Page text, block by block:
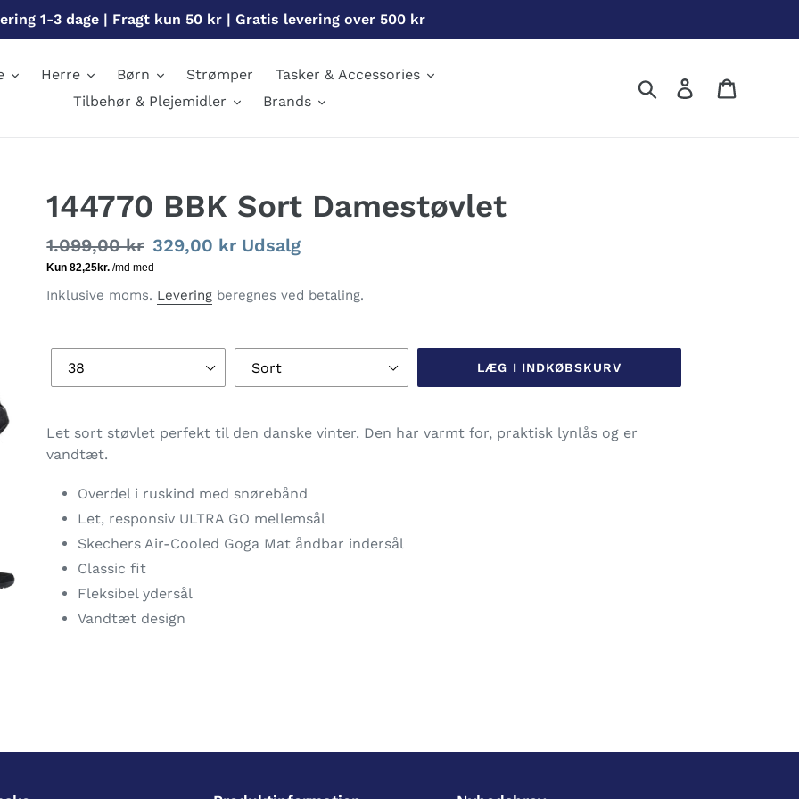
1-3 dage | Fragt kun 50 kr | Gratis levering over 500 kr
Herre Børn Strømper
Tasker & Accessories
Tilbehør & Plejemidler
Brands
Søg Log ind
144770 BBK Sort Damestøvlet
Normalpris
1.099,00 kr Udsalgspris
329,00 kr Udsalg
Inklusive moms. Levering beregnes ved betaling.
LÆG I INDKØBSKURV
produkt
i
indkøbskurv
Let sort støvlet perfekt til den danske vinter. Den har varmt for, praktisk lynlås og er
vandtæt.
Overdel i ruskind med snørebånd
Let, responsiv ULTRA GO mellemsål
Skechers Air-Cooled Goga Mat åndbar indersål
Classic fit
Fleksibel ydersål
Vandtæt design